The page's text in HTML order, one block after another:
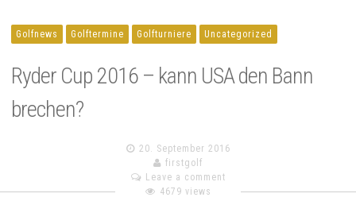
Golfnews Golftermine Golfturniere Uncategorized
Ryder Cup 2016 – kann USA den Bann
brechen?
20. September 2016
firstgolf
Leave a comment
4679 views